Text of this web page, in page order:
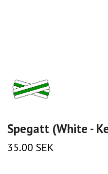
Spegatt (White -
35.00 SEK